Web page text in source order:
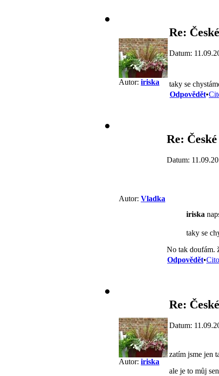
Autor: iriska
Re:
Datum:
taky se
Odpovědět•
Autor: Vladka
Re:
Datum:
iriska
taky se
No tak doufám.
Odpovědět•
Autor: iriska
Re:
Datum:
zatím jsme jen
ale je to můj